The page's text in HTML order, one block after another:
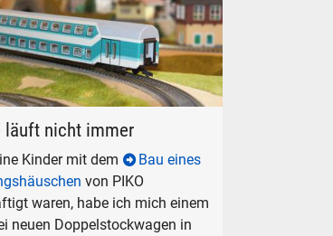
läuft nicht immer
Kinder mit dem
Bau eines
von PIKO
waren, habe ich mich einem
neuen Doppelstockwagen in